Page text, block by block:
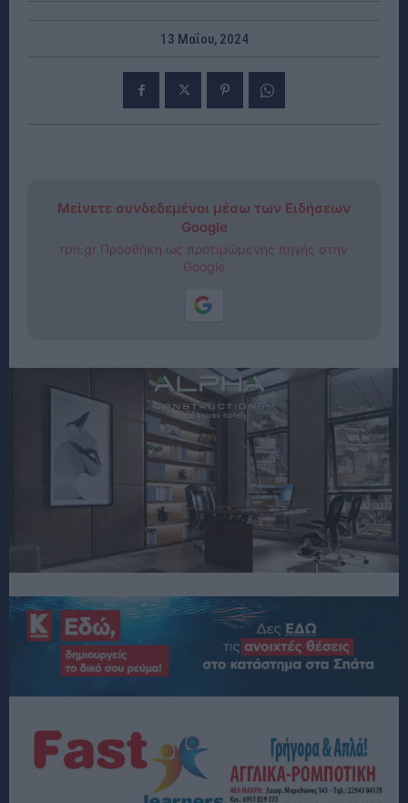
13 Μαΐου, 2024
Μείνετε συνδεδεμένοι μέσω των Ειδήσεων
Google
rpn.gr Προσθήκη ως προτιμώμενης πηγής στην
Google